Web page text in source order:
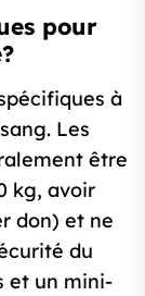
pour
à
Les
être
kg, avoir
don) et ne
du
et un mini-